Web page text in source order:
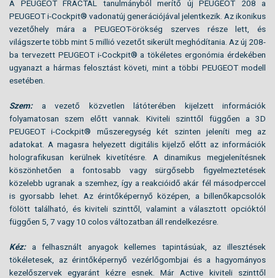
A PEUGEOT FRACTAL tanulmányból merítő új PEUGEOT 208 a
PEUGEOT i-Cockpit® vadonatúj generációjával jelentkezik. Az ikonikus
vezetőhely mára a PEUGEOT-örökség szerves része lett, és
világszerte több mint 5 millió vezetőt sikerült meghódítania. Az új 208-
ba tervezett PEUGEOT i-Cockpit® a tökéletes ergonómia érdekében
ugyanazt a hármas felosztást követi, mint a többi PEUGEOT modell
esetében.
Szem:a vezető közvetlen látóterében kijelzett információk
folyamatosan szem előtt vannak. Kiviteli szinttől függően a 3D
PEUGEOT i-Cockpit® műszeregység két szinten jeleníti meg az
adatokat. A magasra helyezett digitális kijelző előtt az információk
holografikusan kerülnek kivetítésre. A dinamikus megjelenítésnek
köszönhetően a fontosabb vagy sürgősebb figyelmeztetések
közelebb ugranak a szemhez, így a reakcióidő akár fél másodperccel
is gyorsabb lehet. Az érintőképernyő középen, a billenőkapcsolók
fölött található, és kiviteli szinttől, valamint a választott opcióktól
függően 5, 7 vagy 10 colos változatban áll rendelkezésre.
Kéz:
a felhasznált anyagok kellemes tapintásúak, az illesztések
tökéletesek, az érintőképernyő vezérlőgombjai és a hagyományos
kezelőszervek egyaránt kézre esnek. Már Active kiviteli szinttől